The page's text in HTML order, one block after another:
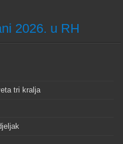
2026. u RH
tri kralja